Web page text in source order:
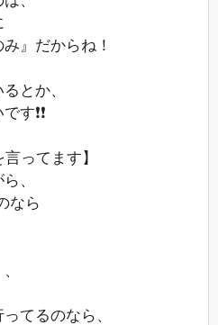
』だからね！
とか、
❗❗
ってます】
、
なら
てるのなら、